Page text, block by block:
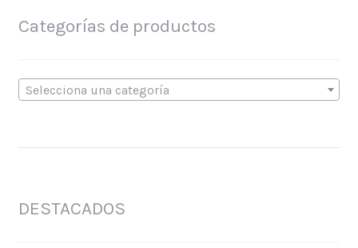
Categorías de productos
Selecciona una categoría
DESTACADOS